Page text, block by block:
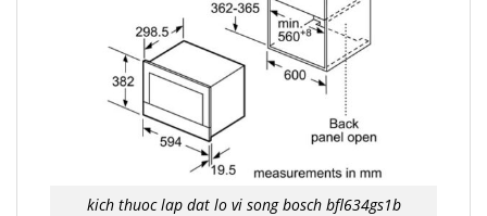
kich thuoc lap dat lo vi song bosch bfl634gs1b